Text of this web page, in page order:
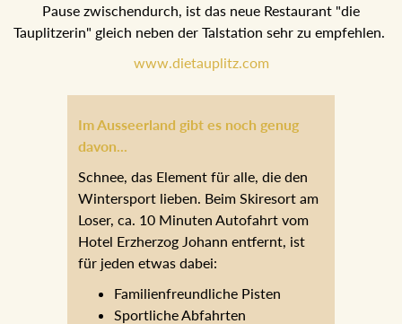
gleich neben der Talstation sehr zu empfehlen.
www.dietauplitz.com
davon...
Schnee, das Element für alle, die den
Wintersport lieben. Beim Skiresort am
Loser, ca. 10 Minuten Autofahrt vom
Hotel Erzherzog Johann entfernt, ist für
jeden etwas dabei:
Familienfreundliche Pisten
Sportliche Abfahrten
Tiefschneefreiheit und